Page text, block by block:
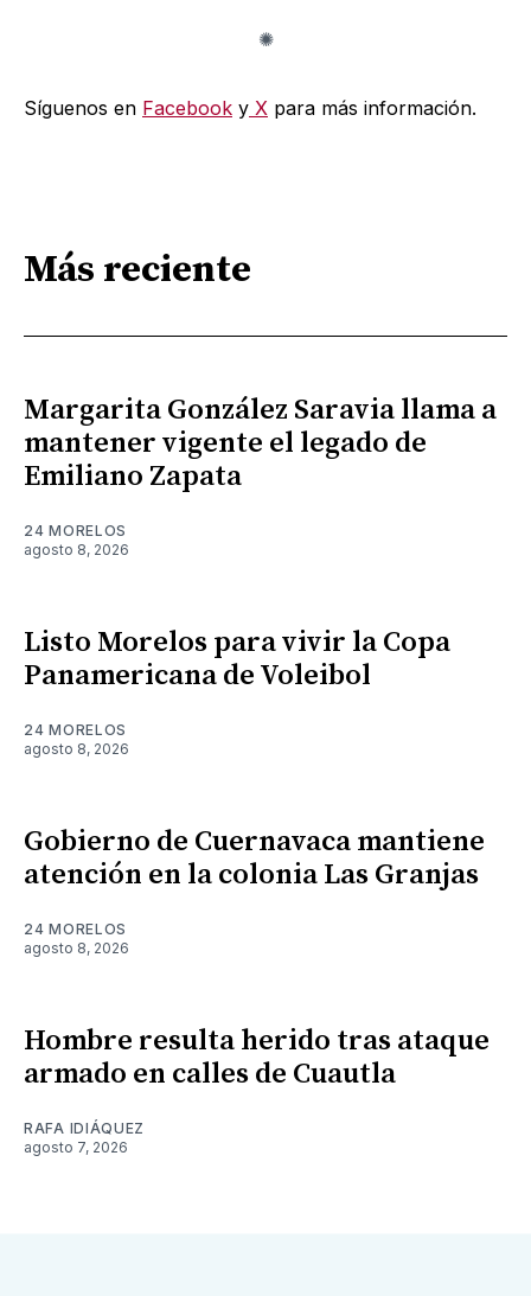
Síguenos en Facebook y X para más información.
Más reciente
Margarita González Saravia llama a
mantener vigente el legado de
Emiliano Zapata
24 MORELOS
agosto 8, 2026
Listo Morelos para vivir la Copa
Panamericana de Voleibol
24 MORELOS
agosto 8, 2026
Gobierno de Cuernavaca mantiene
atención en la colonia Las Granjas
24 MORELOS
agosto 8, 2026
Hombre resulta herido tras ataque
armado en calles de Cuautla
RAFA IDIÁQUEZ
agosto 7, 2026